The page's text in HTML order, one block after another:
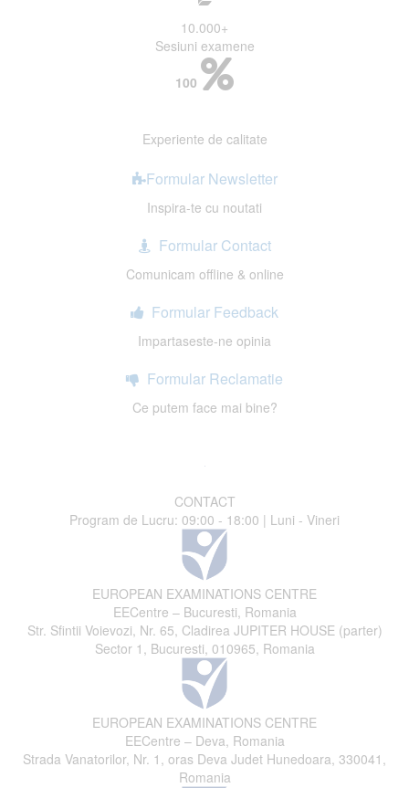
10.000+
Sesiuni examene
100
Experiente de calitate
Formular Newsletter
Inspira-te cu noutati
Formular Contact
Comunicam offline & online
Formular Feedback
Impartaseste-ne opinia
Formular Reclamatie
Ce putem face mai bine?
CONTACT
Program de Lucru: 09:00 - 18:00 | Luni - Vineri
EUROPEAN EXAMINATIONS CENTRE
EECentre – Bucuresti, Romania
Str. Sfintii Voievozi, Nr. 65, Cladirea JUPITER HOUSE (parter)
Sector 1, Bucuresti, 010965, Romania
EUROPEAN EXAMINATIONS CENTRE
EECentre – Deva, Romania
Strada Vanatorilor, Nr. 1, oras Deva Judet Hunedoara, 330041,
Romania